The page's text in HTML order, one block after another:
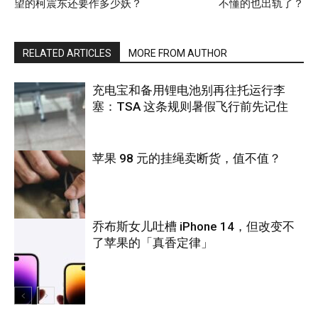
望的柯震东还要作多少妖？ 不懂的也出轨了？
RELATED ARTICLES MORE FROM AUTHOR
旅游
充电宝和备用锂电池别再往托运行李
塞：TSA 这条规则暑假飞行前先记住
科技
苹果 98 元的挂绳卖断货，值不值？
乔布斯女儿吐槽 iPhone 14，但改变不
了苹果的「真香定律」